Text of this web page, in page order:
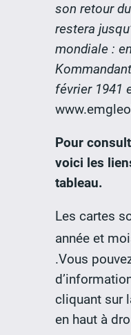
son retour
restera
mondiale :
février 1941
Pour
voici les
tableau.
Les cartes
année et
.Vous
cliquant sur
en haut à